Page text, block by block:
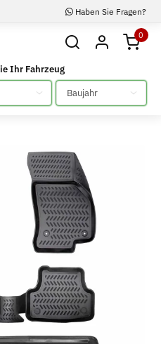
Haben Sie Fragen?
0
Ihr Fahrzeug
Bitte auswählen